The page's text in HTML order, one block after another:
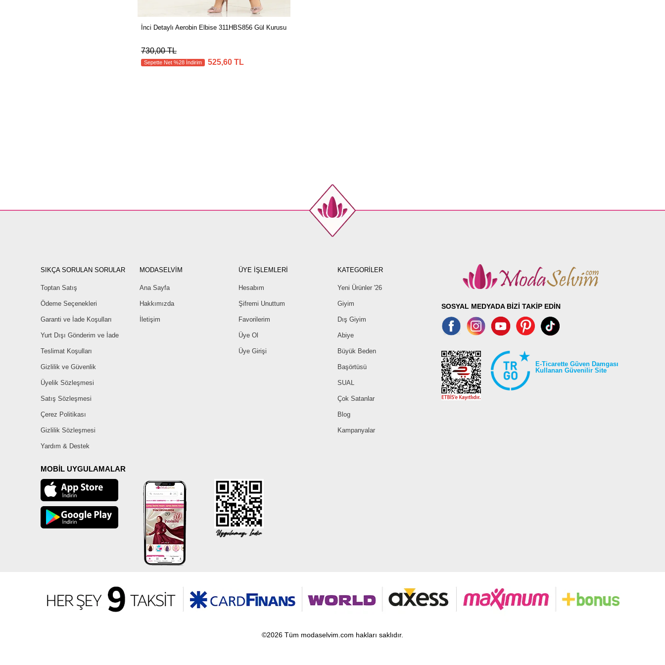
İnci Detaylı Aerobin Elbise 311HBS856 Gül Kurusu
730,00 TL
Sepette Net %28 İndirim 525,60 TL
SIKÇA SORULAN SORULAR
Toptan Satış
Ödeme Seçenekleri
Garanti ve İade Koşulları
Yurt Dışı Gönderim ve İade
Teslimat Koşulları
Gizlilik ve Güvenlik
Üyelik Sözleşmesi
Satış Sözleşmesi
Çerez Politikası
Gizlilik Sözleşmesi
Yardım & Destek
MODASELVİM
Ana Sayfa
Hakkımızda
İletişim
ÜYE İŞLEMLERİ
Hesabım
Şifremi Unuttum
Favorilerim
Üye Ol
Üye Girişi
KATEGORİLER
Yeni Ürünler '26
Giyim
Dış Giyim
Abiye
Büyük Beden
Başörtüsü
SUAL
Çok Satanlar
Blog
Kampanyalar
MOBİL UYGULAMALAR
SOSYAL MEDYADA BİZİ TAKİP EDİN
E-Ticarette Güven Damgası
Kullanan Güvenilir Site
©2026 Tüm modaselvim.com hakları saklıdır.